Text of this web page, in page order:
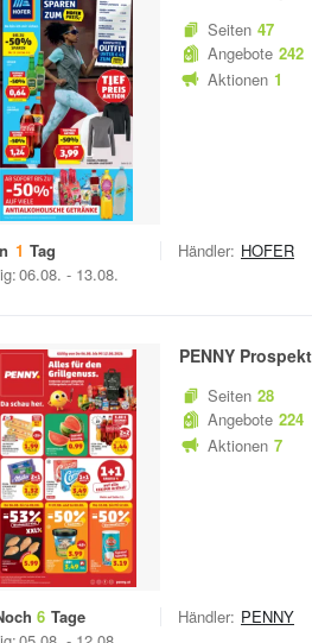
Seiten 47
Angebote 242
Aktionen 1
1 Tag
06.08. - 13.08.
Händler: HOFER
PENNY
Seiten 28
Angebote 224
Aktionen 7
6 Tage
Händler: PENNY